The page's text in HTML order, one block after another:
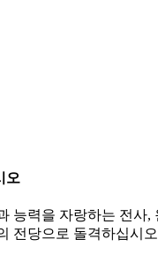
오
능력을 자랑하는 전사,
전당으로 돌격하십시